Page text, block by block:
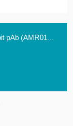
(AMR01094N)